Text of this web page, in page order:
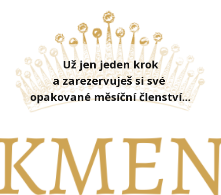
Už jen jeden krok
a zarezervuješ si své
opakované měsíční členství...